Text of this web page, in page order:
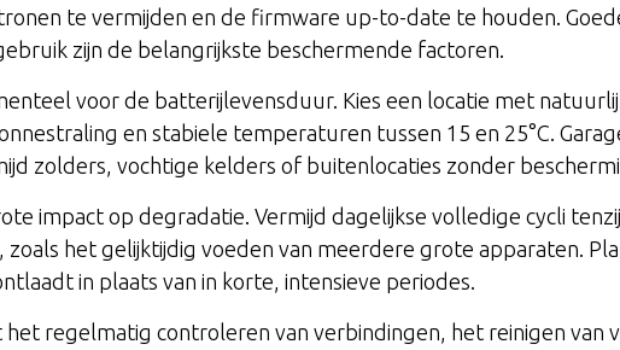
te vermijden en de firmware up-to-date te houden.
zijn de belangrijkste beschermende factoren.
voor de batterijlevensduur. Kies een locatie met
en stabiele temperaturen tussen 15 en 25°C.
zolders, vochtige kelders of buitenlocaties zonder
impact op degradatie. Vermijd dagelijkse volledige cycli
het gelijktijdig voeden van meerdere grote apparaten.
in plaats van in korte, intensieve periodes.
regelmatig controleren van verbindingen, het reinigen van